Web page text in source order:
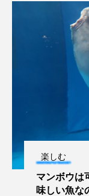
私の好きなサカ
絶滅種
群馬
自
藻類
調理 論文
楽しむ
マンボウ
味しい魚な